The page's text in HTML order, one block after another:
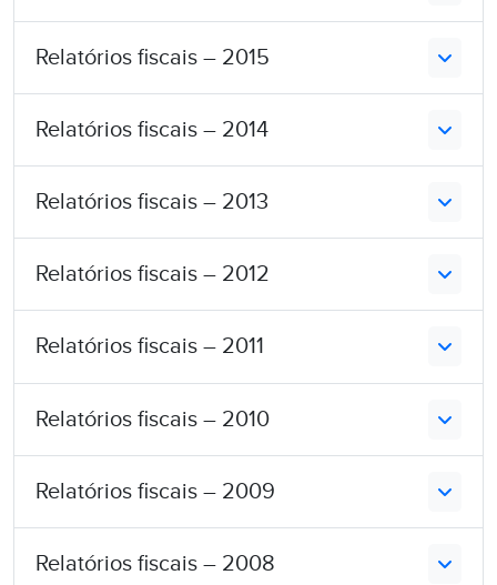
Relatórios fiscais – 2015
Relatórios fiscais – 2014
Relatórios fiscais – 2013
Relatórios fiscais – 2012
Relatórios fiscais – 2011
Relatórios fiscais – 2010
Relatórios fiscais – 2009
Relatórios fiscais – 2008